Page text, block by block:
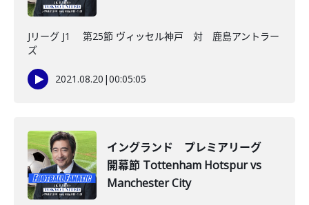
Jリーグ J1 第25節 ヴィッセル神戸 対 鹿島アントラー
ズ
2021.08.20 |00:05:05
イングランド プレミアリーグ
開幕節 Tottenham Hotspur vs
Manchester City